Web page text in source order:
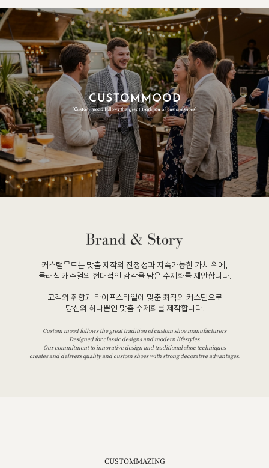
커스텀무드는 맞춤 제작의 진정성과 지속가능한 가치 위에,
클래식 캐주얼의 현대적인 감각을 담은 수제화를 제안합니다.
고객의 취향과 라이프스타일에 맞춘 최적의 커스텀으로
당신의 하나뿐인 맞춤 수제화를 제작합니다.
Custom mood follows the great tradition of custom shoe manufacturers
Designed for classic designs and modern lifestyles.
Our commitment to innovative design and traditional shoe techniques
creates and delivers quality and custom shoes with strong decorative advantages.
CUSTOMMAZING